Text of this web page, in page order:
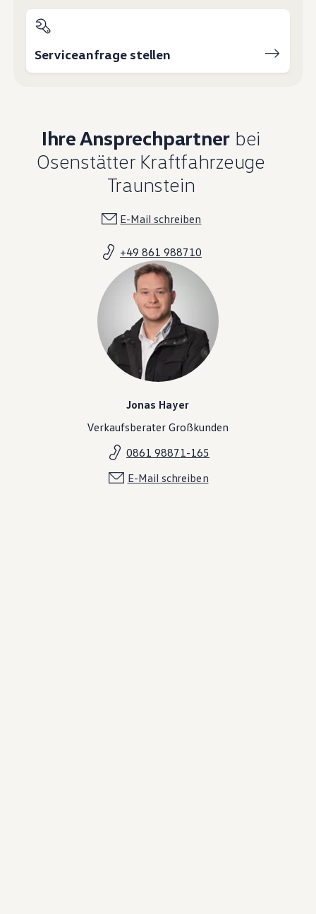
Serviceanfrage stellen
Ihre Ansprechpartner bei
Osenstätter Kraftfahrzeuge
Traunstein
E-Mail schreiben
+49 861 988710
Jonas Hayer
Verkaufsberater Großkunden
0861 98871-165
E-Mail schreiben